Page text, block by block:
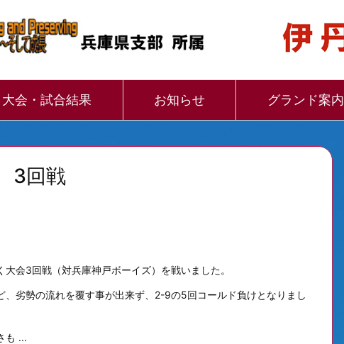
大会・試合結果 お知らせ グランド案内
3回戦
会3回戦（対兵庫神戸ボーイズ）を戦いました。
、劣勢の流れを覆す事が出来ず、2-9の5回コールド負けとなりまし
も ...